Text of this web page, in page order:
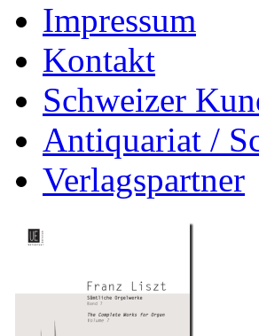
Impressum
Kontakt
Schweizer
Antiquariat /
Verlagspartner